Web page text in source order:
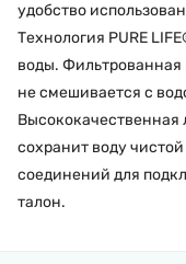
удобство
Технология PURE
воды. Фильтрованная
не смешивается с
Высококачественная
сохранит воду
соединений для
талон.